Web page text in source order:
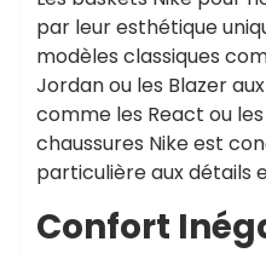
par leur esthétique
modèles classiques
Jordan ou les Blazer
comme les React ou
chaussures Nike est
particulière aux détails
Confort